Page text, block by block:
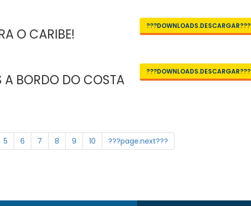
O CARIBE!
???DOWNLOADS.DESCARGAR???
A BORDO DO COSTA
???DOWNLOADS.DESCARGAR???
5 6 7 8 9 10 ???page.next???